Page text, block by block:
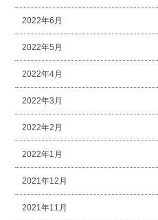
2022年6月
2022年5月
2022年4月
2022年3月
2022年2月
2022年1月
2021年12月
2021年11月